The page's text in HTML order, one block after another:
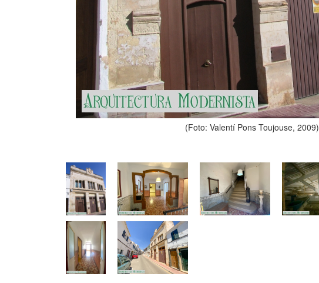
(Foto: Valentí Pons Toujouse, 2009)